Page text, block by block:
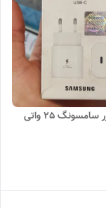
کلگی شارژر سامسونگ 25 واتی